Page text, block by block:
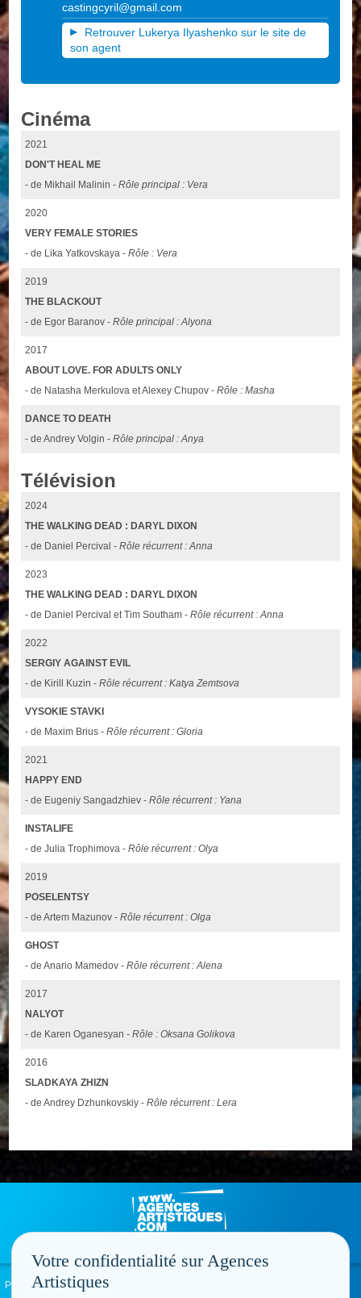
castingcyril@gmail.com
Retrouver Lukerya Ilyashenko sur le site de
son agent
Cinéma
2021
DON'T HEAL ME
- de Mikhail Malinin -Rôle principal : Vera
2020
VERY FEMALE STORIES
- de Lika Yatkovskaya -Rôle : Vera
2019
THE BLACKOUT
- de Egor Baranov -Rôle principal : Alyona
2017
ABOUT LOVE. FOR ADULTS ONLY
- de Natasha Merkulova et Alexey Chupov -Rôle : Masha
DANCE TO DEATH
- de Andrey Volgin -Rôle principal : Anya
Télévision
2024
THE WALKING DEAD : DARYL DIXON
- de Daniel Percival -Rôle récurrent : Anna
2023
THE WALKING DEAD : DARYL DIXON
- de Daniel Percival et Tim Southam -Rôle récurrent : Anna
2022
SERGIY AGAINST EVIL
- de Kirill Kuzin -Rôle récurrent : Katya Zemtsova
VYSOKIE STAVKI
- de Maxim Brius -Rôle récurrent : Gloria
2021
HAPPY END
- de Eugeniy Sangadzhiev -Rôle récurrent : Yana
INSTALIFE
- de Julia Trophimova -Rôle récurrent : Olya
2019
POSELENTSY
- de Artem Mazunov -Rôle récurrent : Olga
GHOST
- de Anario Mamedov -Rôle récurrent : Alena
2017
NALYOT
- de Karen Oganesyan -Rôle : Oksana Golikova
2016
SLADKAYA ZHIZN
- de Andrey Dzhunkovskiy -Rôle récurrent : Lera
Politique de confidentialité
Votre confidentialité sur Agences
Artistiques